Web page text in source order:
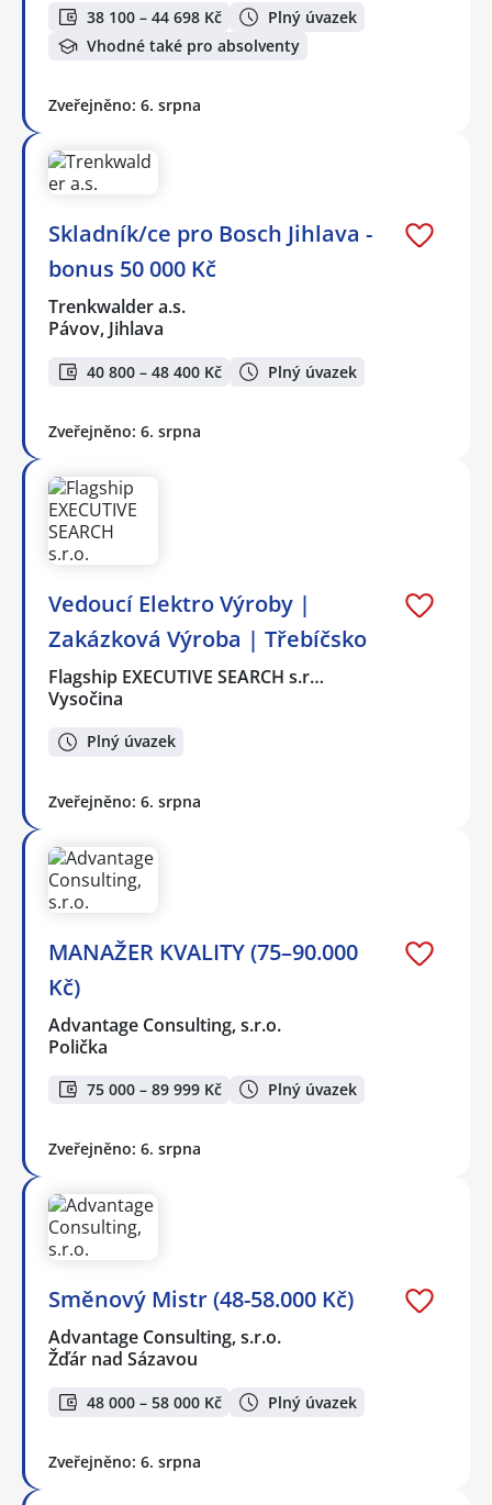
38 100 – 44 698 Kč
Plný úvazek
Vhodné také pro absolventy
Zveřejněno: 6. srpna
Skladník/ce pro Bosch Jihlava -
bonus 50 000 Kč
Trenkwalder a.s.
Pávov, Jihlava
40 800 – 48 400 Kč Plný úvazek
Zveřejněno: 6. srpna
Vedoucí Elektro Výroby |
Zakázková Výroba | Třebíčsko
Flagship EXECUTIVE SEARCH s.r…
Vysočina
Plný úvazek
Zveřejněno: 6. srpna
MANAŽER KVALITY (75–90.000
Kč)
Advantage Consulting, s.r.o.
Polička
75 000 – 89 999 Kč Plný úvazek
Zveřejněno: 6. srpna
Směnový Mistr (48-58.000 Kč)
Advantage Consulting, s.r.o.
Žďár nad Sázavou
48 000 – 58 000 Kč Plný úvazek
Zveřejněno: 6. srpna